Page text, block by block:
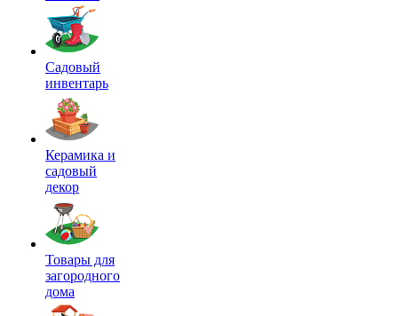
Садовый
инвентарь
Керамика и
садовый
декор
Товары для
загородного
дома